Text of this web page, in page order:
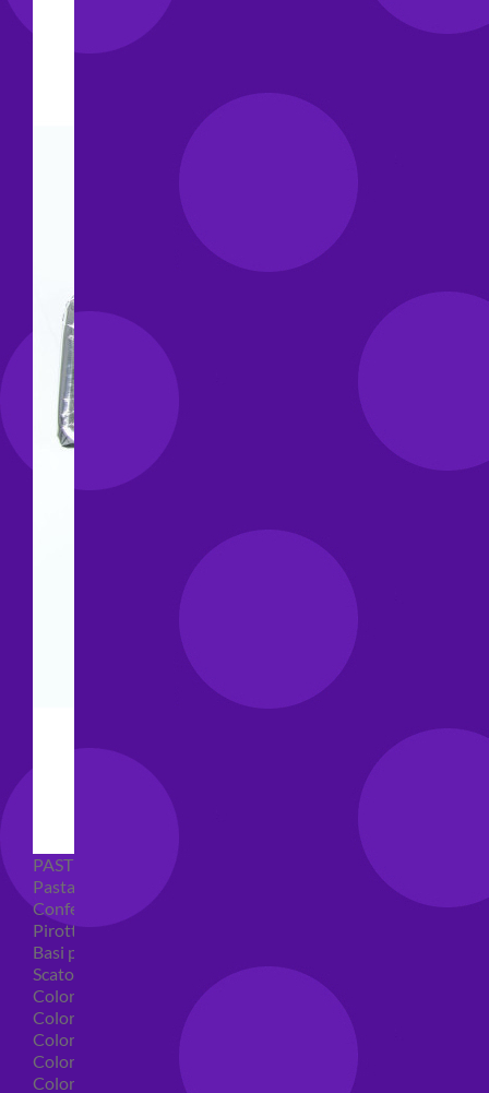
PASTICCERIA
Pasta di zucchero
Confetti
Pirottini
Basi polistirolo per torte
Scatole per torte
Coloranti alimentari
Coloranti alimentari in gel
Colorante alimentare spray
Coloranti alimentari in polvere
Coloranti liquidi